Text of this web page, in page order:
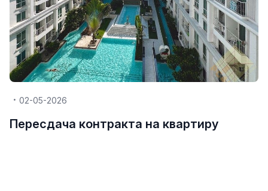
02-05-2026
Пересдача контракта на квартиру